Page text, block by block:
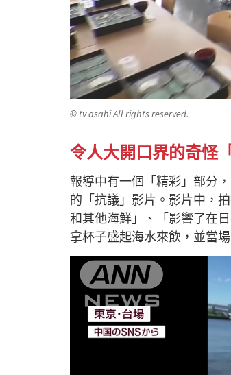
© tv asahi All rights reserved.
令人大開口界的奇怪
報導中有一個「精彩」部分
的「抗議」影片。影片中，
和其他海鮮」、「影響了在
拿杯子盛起海水來飲 ，並當